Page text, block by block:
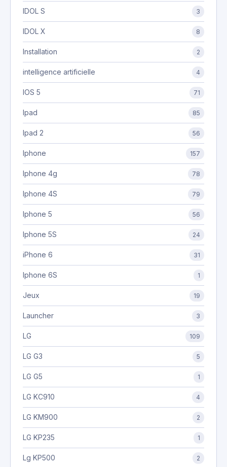
IDOL S 3
IDOL X 8
Installation 2
intelligence artificielle 4
IOS 5 71
Ipad 85
Ipad 2 56
Iphone 157
Iphone 4g 78
Iphone 4S 79
Iphone 5 56
Iphone 5S 24
iPhone 6 31
Iphone 6S 1
Jeux 19
Launcher 3
LG 109
LG G3 5
LG G5 1
LG KC910 4
LG KM900 2
LG KP235 1
Lg KP500 2